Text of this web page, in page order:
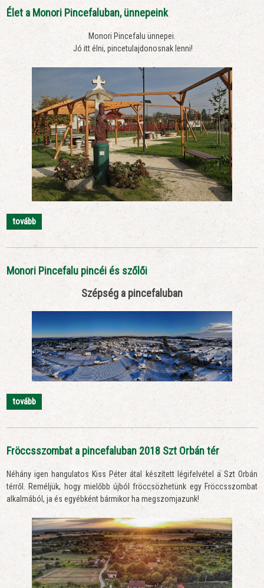
Élet a Monori Pincefaluban, ünnepeink
Monori Pincefalu ünnepei.
Jó itt élni, pincetulajdonosnak lenni!
tovább
Monori Pincefalu pincéi és szőlői
Szépség a pincefaluban
tovább
Fröccsszombat a pincefaluban 2018 Szt Orbán tér
Néhány igen hangulatos Kiss Péter átal készített légifelvétel a Szt Orbán
térről. Reméljük, hogy mielőbb újból fröccsözhetünk egy Fröccsszombat
alkalmából, ja és egyébként bármikor ha megszomjazunk!